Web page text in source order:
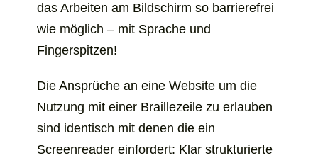
das Arbeiten am Bildschirm so barrierefrei
wie möglich – mit Sprache und
Fingerspitzen!
Die Ansprüche an eine Website um die
Nutzung mit einer Braillezeile zu erlauben
sind identisch mit denen die ein
Screenreader einfordert: Klar strukturierte